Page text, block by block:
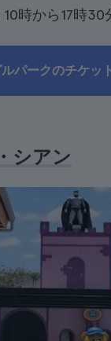
10時から17時30
パークのチケッ
シアン